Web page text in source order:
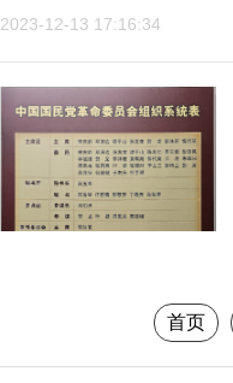
2023-12-13 17:16:34
首页